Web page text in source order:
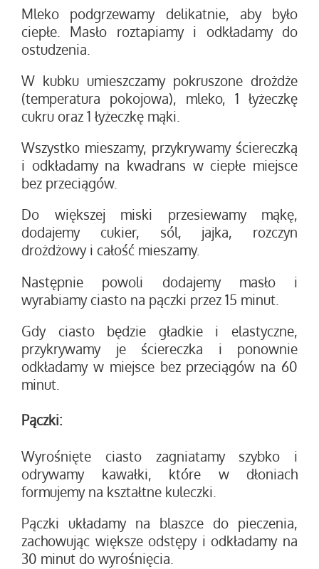
Mleko podgrzewamy delikatnie, aby było
ciepłe. Masło roztapiamy i odkładamy do
ostudzenia.
W kubku umieszczamy pokruszone drożdże
(temperatura pokojowa), mleko, 1 łyżeczkę
cukru oraz 1 łyżeczkę mąki.
Wszystko mieszamy, przykrywamy ściereczką
i odkładamy na kwadrans w ciepłe miejsce
bez przeciągów.
Do większej miski przesiewamy mąkę,
dodajemy cukier, sól, jajka, rozczyn
drożdżowy i całość mieszamy.
Następnie powoli dodajemy masło i
wyrabiamy ciasto na pączki przez 15 minut.
Gdy ciasto będzie gładkie i elastyczne,
przykrywamy je ściereczka i ponownie
odkładamy w miejsce bez przeciągów na 60
minut.
Pączki:
Wyrośnięte ciasto zagniatamy szybko i
odrywamy kawałki, które w dłoniach
formujemy na kształtne kuleczki.
Pączki układamy na blaszce do pieczenia,
zachowując większe odstępy i odkładamy na
30 minut do wyrośnięcia.